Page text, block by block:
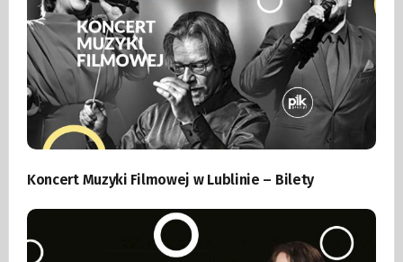
Koncert Muzyki Filmowej w Lublinie – Bilety